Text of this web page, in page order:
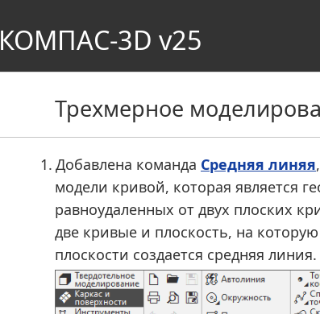
КОМПАС-3D v25
Трехмерное
1. Добавлена команда Средняя линяя
модели кривой, которая является
равноудаленных от двух плоских
две кривые и плоскость, на
плоскости создается средняя линия.